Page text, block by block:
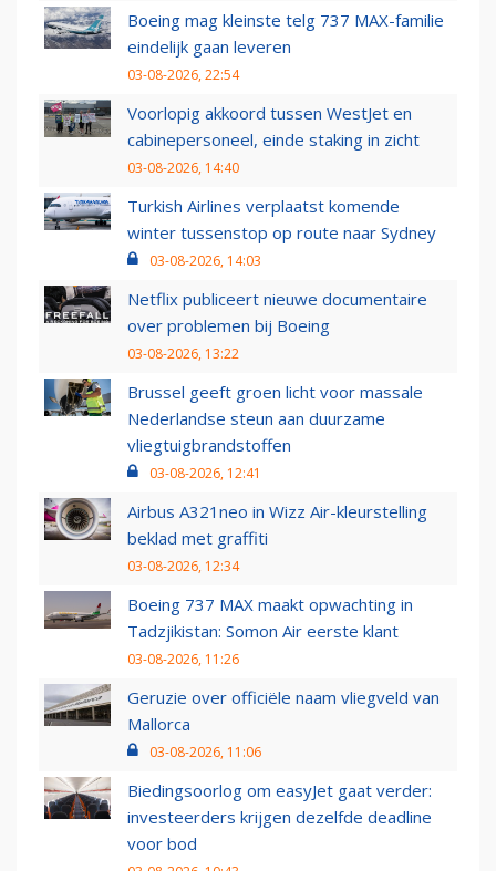
Boeing mag kleinste telg 737 MAX-familie
eindelijk gaan leveren
03-08-2026, 22:54
Voorlopig akkoord tussen WestJet en
cabinepersoneel, einde staking in zicht
03-08-2026, 14:40
Turkish Airlines verplaatst komende
winter tussenstop op route naar Sydney
03-08-2026, 14:03
Netflix publiceert nieuwe documentaire
over problemen bij Boeing
03-08-2026, 13:22
Brussel geeft groen licht voor massale
Nederlandse steun aan duurzame
vliegtuigbrandstoffen
03-08-2026, 12:41
Airbus A321neo in Wizz Air-kleurstelling
beklad met graffiti
03-08-2026, 12:34
Boeing 737 MAX maakt opwachting in
Tadzjikistan: Somon Air eerste klant
03-08-2026, 11:26
Geruzie over officiële naam vliegveld van
Mallorca
03-08-2026, 11:06
Biedingsoorlog om easyJet gaat verder:
investeerders krijgen dezelfde deadline
voor bod